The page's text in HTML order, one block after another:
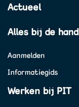
Actueel
Alles bij de hand
Aanmelden
Informatiegids
Werken bij PIT